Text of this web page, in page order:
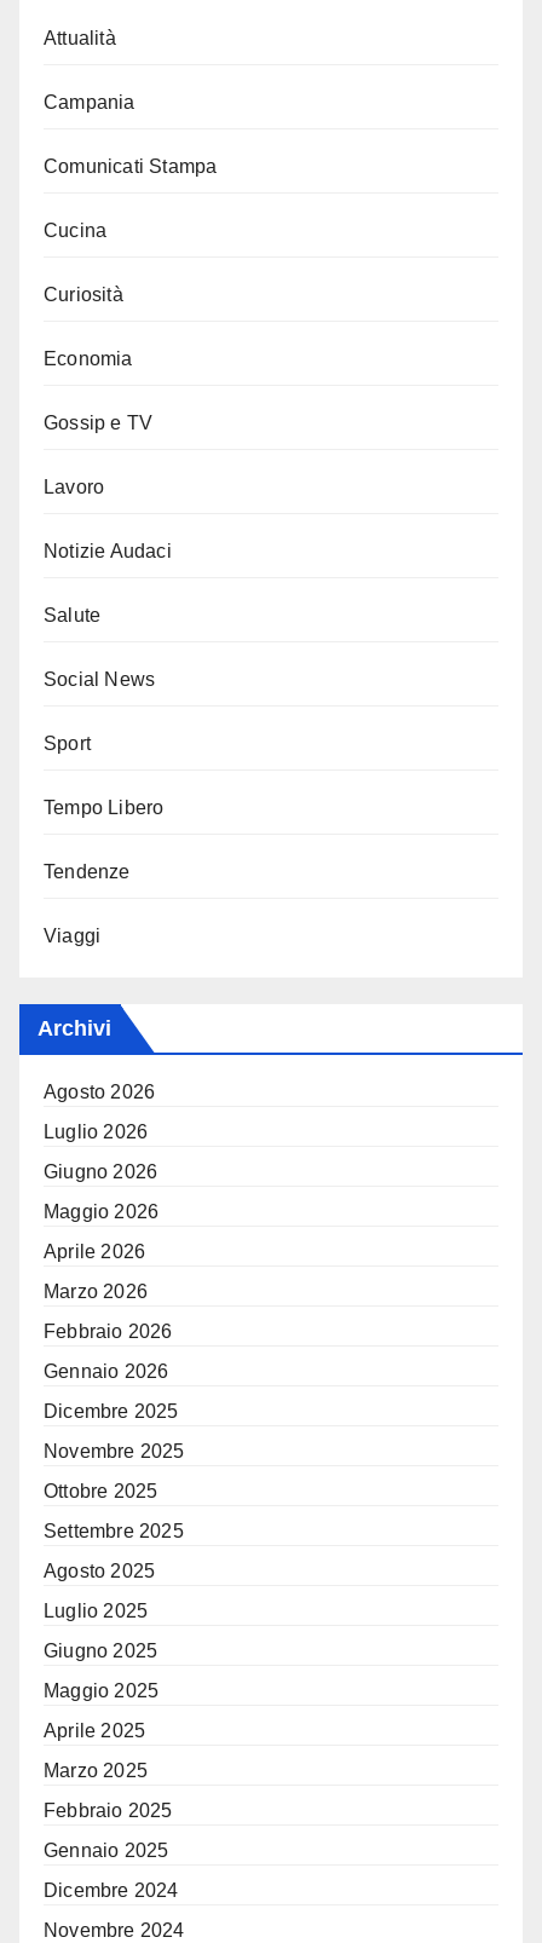
Attualità
Campania
Comunicati Stampa
Cucina
Curiosità
Economia
Gossip e TV
Lavoro
Notizie Audaci
Salute
Social News
Sport
Tempo Libero
Tendenze
Viaggi
Archivi
Agosto 2026
Luglio 2026
Giugno 2026
Maggio 2026
Aprile 2026
Marzo 2026
Febbraio 2026
Gennaio 2026
Dicembre 2025
Novembre 2025
Ottobre 2025
Settembre 2025
Agosto 2025
Luglio 2025
Giugno 2025
Maggio 2025
Aprile 2025
Marzo 2025
Febbraio 2025
Gennaio 2025
Dicembre 2024
Novembre 2024